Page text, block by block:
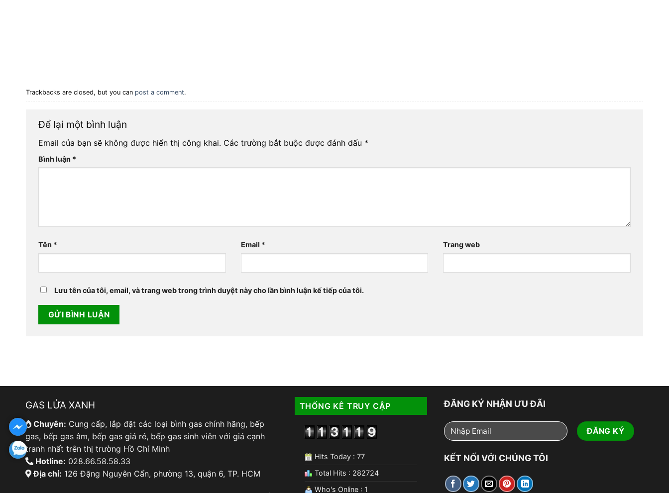
Trackbacks are closed, but you can post a comment.
Để lại một bình luận
Email của bạn sẽ không được hiển thị công khai. Các trường bắt buộc được đánh dấu *
Bình luận *
Tên * Email * Trang web
Lưu tên của tôi, email, và trang web trong trình duyệt này cho lần bình luận kế tiếp của tôi.
GAS LỬA XANH
Chuyên: Cung cấp, lắp đặt các loại bình gas chính hãng, bếp
gas, bếp gas âm, bếp gas giá rẻ, bếp gas sinh viên với giá cạnh
tranh nhất trên thị trường Hồ Chí Minh
Hotline: 028.66.58.58.33
Địa chỉ: 126 Đặng Nguyên Cẩn, phường 13, quận 6, TP. HCM
THỐNG KÊ TRUY CẬP
Hits Today : 77
Total Hits : 282724
Who's Online : 1
ĐĂNG KÝ NHẬN ƯU ĐÃI
KẾT NỐI VỚI CHÚNG TÔI